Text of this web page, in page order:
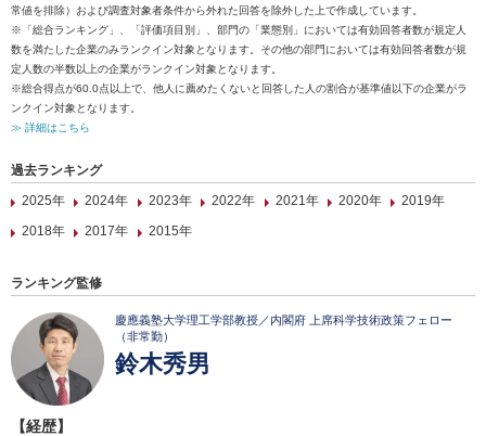
常値を排除）および調査対象者条件から外れた回答を除外した上で作成しています。
※「総合ランキング」、「評価項目別」、部門の「業態別」においては有効回答者数が規定人
数を満たした企業のみランクイン対象となります。その他の部門においては有効回答者数が規
定人数の半数以上の企業がランクイン対象となります。
※総合得点が60.0点以上で、他人に薦めたくないと回答した人の割合が基準値以下の企業がラ
ンクイン対象となります。
≫ 詳細はこちら
過去ランキング
2025年
2024年 2023年 2022年 2021年 2020年
2019年
2018年
2017年 2015年
ランキング監修
慶應義塾大学理工学部教授／内閣府 上席科学技術政策フェロー
（非常勤）
鈴木秀男
【経歴】